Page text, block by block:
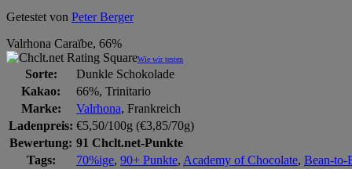
Getestet von Peter Berger
Valrhona Caraïbe, 66%
Wie wir testen
Sorte:
Dunkle Schokolade
Kakao:
66%, Trinitario
Marke:
Valrhona, Frankreich
Ladenpreis: €5,50/100g (€3,85/70g)
Bewertung: 91 Chclt.net-Punkte
Tags:
70%ige, 90+ Punkte, Academy of Chocolate, Bean-to-